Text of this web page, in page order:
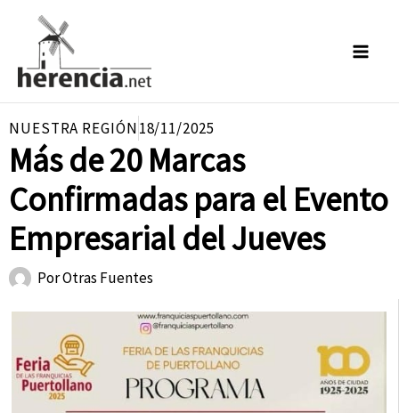
contenido
NUESTRA REGIÓN18/11/2025
Más de 20 Marcas
Confirmadas para el Evento
Empresarial del Jueves
PorOtras Fuentes